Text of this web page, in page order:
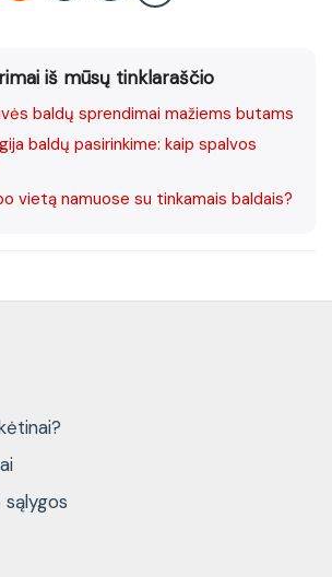
iš mūsų tinklaraščio
baldų sprendimai mažiems butams
baldų pasirinkime: kaip spalvos
vietą namuose su tinkamais baldais?